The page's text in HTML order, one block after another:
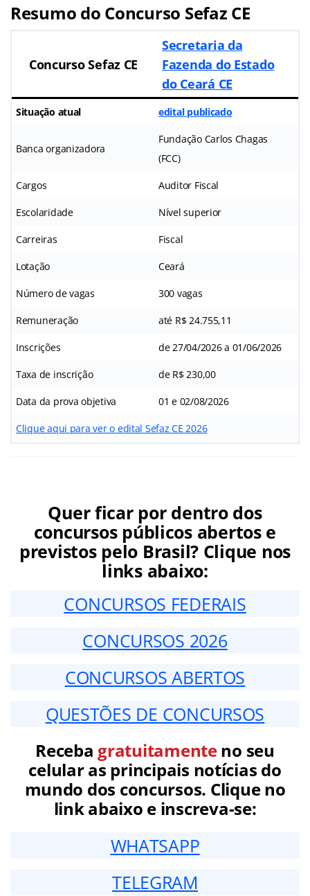
Resumo do Concurso Sefaz CE
Concurso Sefaz CE
Secretaria da
Fazenda do Estado
do Ceará CE
Situação atual edital publicado
Banca organizadora
Fundação Carlos Chagas
(FCC)
Cargos Auditor Fiscal
Escolaridade Nível superior
Carreiras Fiscal
Lotação Ceará
Número de vagas 300 vagas
Remuneração até R$ 24.755,11
Inscrições de 27/04/2026 a 01/06/2026
Taxa de inscrição de R$ 230,00
Data da prova objetiva 01 e 02/08/2026
Clique aqui para ver o edital Sefaz CE 2026
Quer ficar por dentro dos
concursos públicos abertos e
previstos pelo Brasil? Clique nos
links abaixo:
CONCURSOS FEDERAIS
CONCURSOS 2026
CONCURSOS ABERTOS
QUESTÕES DE CONCURSOS
Receba gratuitamenteno seu
celular as principais notícias do
mundo dos concursos. Clique no
link abaixo e inscreva-se:
WHATSAPP
TELEGRAM